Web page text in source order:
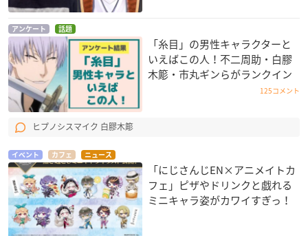
アンケート 話題
「糸目」の男性キャラクターと
いえばこの人！不二周助・白膠
木簓・市丸ギンらがランクイン
125コメント
ヒプノシスマイク 白膠木簓
イベント カフェ ニュース
「にじさんじEN×アニメイトカ
フェ」ピザやドリンクと戯れる
ミニキャラ姿がカワイすぎっ！